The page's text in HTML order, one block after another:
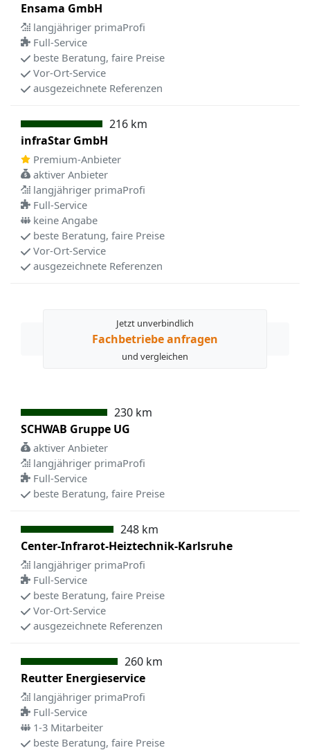
Ensama GmbH
langjähriger primaProfi
Full-Service
beste Beratung, faire Preise
Vor-Ort-Service
ausgezeichnete Referenzen
216 km
infraStar GmbH
Premium-Anbieter
aktiver Anbieter
langjähriger primaProfi
Full-Service
keine Angabe
beste Beratung, faire Preise
Vor-Ort-Service
ausgezeichnete Referenzen
Jetzt unverbindlich
Fachbetriebe anfragen
und vergleichen
230 km
SCHWAB Gruppe UG
aktiver Anbieter
langjähriger primaProfi
Full-Service
beste Beratung, faire Preise
248 km
Center-Infrarot-Heiztechnik-Karlsruhe
langjähriger primaProfi
Full-Service
beste Beratung, faire Preise
Vor-Ort-Service
ausgezeichnete Referenzen
260 km
Reutter Energieservice
langjähriger primaProfi
Full-Service
1-3 Mitarbeiter
beste Beratung, faire Preise